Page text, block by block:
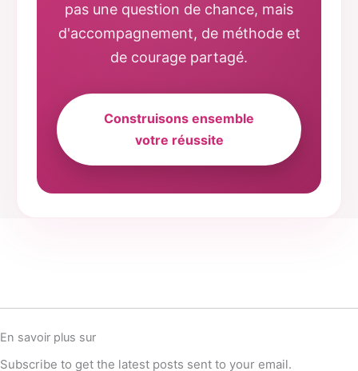
pas une question de chance, mais
d'accompagnement, de méthode et
de courage partagé.
Construisons ensemble
votre réussite
En savoir plus sur
Subscribe to get the latest posts sent to your email.